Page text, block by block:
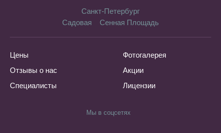
Санкт-Петербург
Садовая
Сенная Площадь
Цены
Отзывы о нас
Специалисты
Фотогалерея
Акции
Лицензии
Мы в соцсетях